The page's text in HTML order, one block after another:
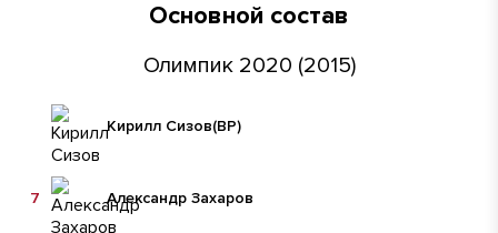
Основной состав
Олимпик 2020 (2015)
Кирилл Сизов(ВР)
Александр Захаров
7